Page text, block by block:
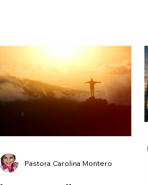
Pastora Carolina Montero